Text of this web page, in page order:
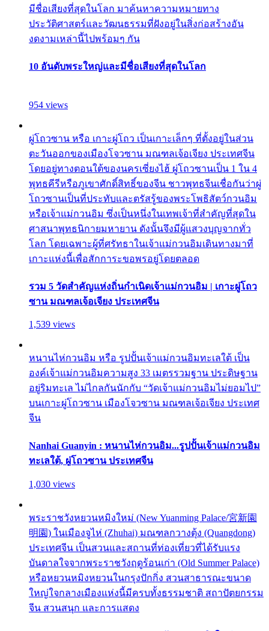
มีชื่อเสียงที่สุดในโลก มาค้นหาความหมายทาง
ประวัติศาสตร์และวัฒนธรรมที่ฝังอยู่ในสิ่งก่อสร้างอัน
งดงามเหล่านี้ไปพร้อมๆ กัน
10 อันดับพระใหญ่และมีชื่อเสียงที่สุดในโลก
954 views
ผู่โถวซาน หรือ เกาะผู่โถว เป็นเกาะเล็กๆ ที่ตั้งอยู่ในส่วน
ตะวันออกของเมืองโจวซาน มณฑลเจ้อเจียง ประเทศจีน
โดยอยู่ทางตอนใต้ของนครเซี่ยงไฮ้ ผู่โถวซานเป็น 1 ใน 4
พุทธคีรีหรือภูเขาศักดิ์สิทธิ์ของจีน ชาวพุทธจีนเชื่อกันว่าผู่
โถวซานเป็นที่ประทับและตรัสรู้ของพระโพธิสัตว์กวนอิม
หรือเจ้าแม่กวนอิม ซึ่งเป็นหนึ่งในเทพเจ้าที่สำคัญที่สุดใน
ศาสนาพุทธนิกายมหายาน ดังนั้นจึงมีผู้แสวงบุญจากทั่ว
โลก โดยเฉพาะผู้ที่ศรัทธาในเจ้าแม่กวนอิมเดินทางมาที่
เกาะแห่งนี้เพื่อสักการะขอพรอยู่โดยตลอด
รวม 5 วัดสำคัญแห่งถิ่นกำเนิดเจ้าแม่กวนอิม | เกาะผู่โถว
ซาน มณฑลเจ้อเจียง ประเทศจีน
1,539 views
หนานไห่กวนอิม หรือ รูปปั้นเจ้าแม่กวนอิมทะเลใต้ เป็น
องค์เจ้าแม่กวนอิมความสูง 33 เมตรรวมฐาน ประดิษฐาน
อยู่ริมทะเล ไม่ไกลกันนักกับ “วัดเจ้าแม่กวนอิมไม่ยอมไป”
บนเกาะผู่โถวซาน เมืองโจวซาน มณฑลเจ้อเจียง ประเทศ
จีน
Nanhai Guanyin : หนานไห่กวนอิม...รูปปั้นเจ้าแม่กวนอิม
ทะเลใต้, ผู่โถวซาน ประเทศจีน
1,030 views
พระราชวังหยวนหมิงใหม่ (New Yuanming Palace/宮新園
明園) ในเมืองจูไห่ (Zhuhai) มณฑลกวางตุ้ง (Quangdong)
ประเทศจีน เป็นสวนและสถานที่ท่องเที่ยวที่ได้รับแรง
บันดาลใจจากพระราชวังฤดูร้อนเก่า (Old Summer Palace)
หรือหยวนหมิงหยวนในกรุงปักกิ่ง สวนสาธารณะขนาด
ใหญ่ใจกลางเมืองแห่งนี้มีครบทั้งธรรมชาติ สถาปัตยกรรม
จีน สวนสนุก และการแสดง